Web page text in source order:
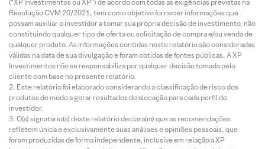
(“XP Investimentos ou XP”) de acordo com todas as exigências previstas na
Resolução CVM 20/2021, tem como objetivo fornecer informações que
possam auxiliar o investidor a tomar sua própria decisão de investimento, não
constituindo qualquer tipo de oferta ou solicitação de compra e/ou venda de
qualquer produto. As informações contidas neste relatório são consideradas
válidas na data de sua divulgação e foram obtidas de fontes públicas. A XP
Investimentos não se responsabiliza por qualquer decisão tomada pelo
cliente com base no presente relatório.
Este relatório foi elaborado considerando a classificação de risco dos
produtos de modo a gerar resultados de alocação para cada perfil de
investidor.
O(s) signatário(s) deste relatório declara(m) que as recomendações
refletem única e exclusivamente suas análises e opiniões pessoais, que
foram produzidas de forma independente, inclusive em relação à XP